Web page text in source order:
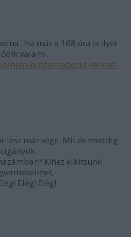
már a 168 óra is ilyet
valami.
nem-polgarhaborut-rendet-
lesz már vége. Mit és meddig
Kihez kiáltsunk
Elég! Elég!